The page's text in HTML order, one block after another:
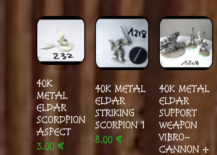
40K
METAL
ELDAR
SCORDPION
ASPECT
3.00 €
40K METAL
ELDAR
STRIKING
SCORPION 1
8.00 €
40K METAL
ELDAR
SUPPORT
WEAPON
VIBRO-
CANNON +